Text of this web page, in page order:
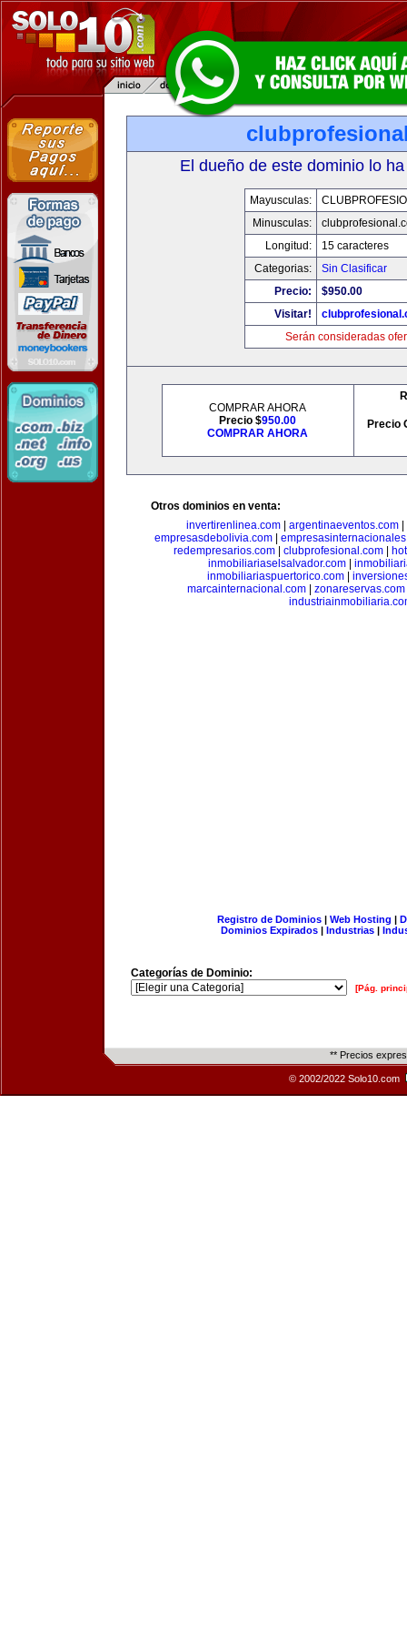
El dueño de este dominio lo
Mayusculas:
Minusculas:
Longitud:
15 caracteres
Categorias:
Sin Clasificar
Precio:
$950.00
Visitar!
Serán consideradas
COMPRAR AHORA
Precio $950.00
COMPRAR AHORA
Precio
Otros dominios en venta:
invertirenlinea.com| argentinaeventos.com|
empresasdebolivia.com|
redempresarios.com
clubprofesional.com
inmobiliariaselsalvador.com|
inmobiliariaspuertorico.com
marcainternacional.com| zonareservas.com
Registro de Dominios| Web Hosting |
Dominios Expirados | Industrias |
Categorías de Dominio:
[Pág.
** Precios
© 2002/2022 Solo10.com